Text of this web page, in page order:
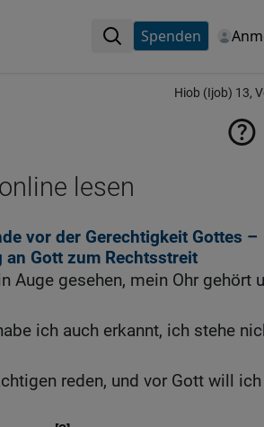
Spenden
Hiob (Ijob) 13,
lesen
vor der Gerechtigkeit Gottes –
Gott zum Rechtsstreit
Auge gesehen, mein Ohr gehört
ich auch erkannt, ich stehe
reden, und vor Gott will ich